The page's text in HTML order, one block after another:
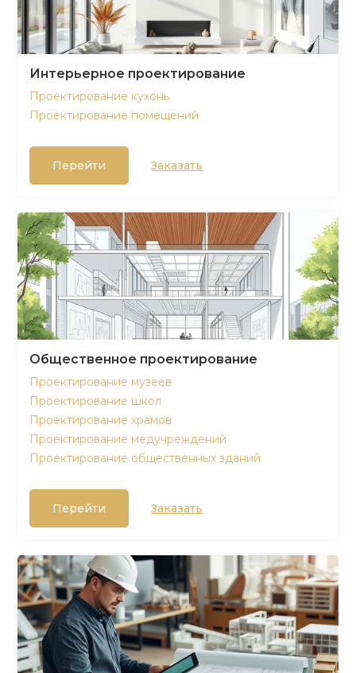
Интерьерное проектирование
Проектирование кухонь
Проектирование помещений
Перейти Заказать
Общественное проектирование
Проектирование музеев
Проектирование школ
Проектирование храмов
Проектирование медучреждений
Проектирование общественных зданий
Перейти Заказать